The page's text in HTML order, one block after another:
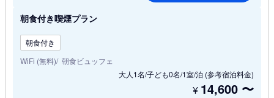
朝食付き喫煙プラン
朝食付き
WiFi (無料) 朝食ビュッフェ
大人1名/子ども0名/1室/泊 (参考宿泊料金)
¥ 14,600 〜